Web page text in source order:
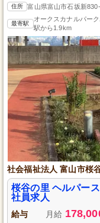
住所 富山県富山市石坂新
最寄駅
オークスカナルパー
駅から1.9km
社会福祉法人 富山市桜
桜谷の里 ヘルパー
社員求人
給与 月給